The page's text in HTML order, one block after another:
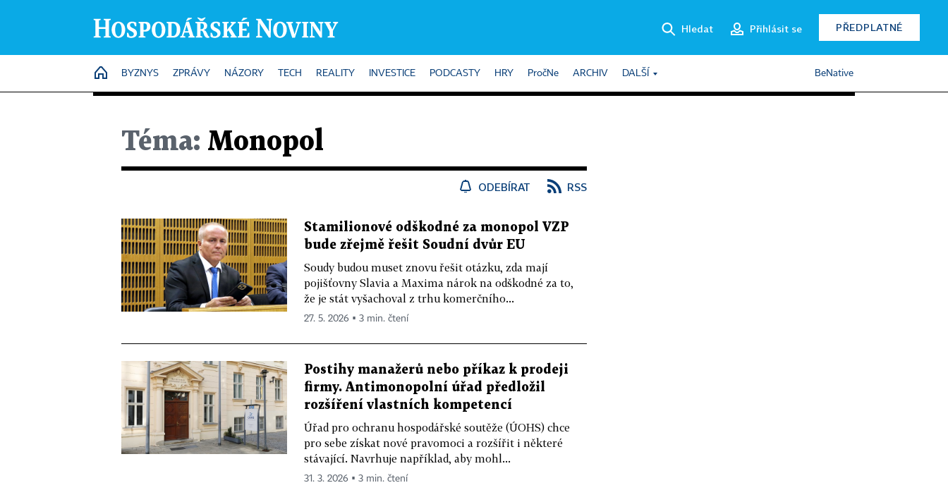
Hledat Přihlásit se PŘEDPLATNÉ
HOME
BYZNYS ZPRÁVY NÁZORY TECH REALITY INVESTICE PODCASTY HRY PročNe ARCHIV DALŠÍ BeNative
Téma: Monopol
ODEBÍRAT RSS
Stamilionové odškodné za monopol VZP
bude zřejmě řešit Soudní dvůr EU
Soudy budou muset znovu řešit otázku, zda mají
pojišťovny Slavia a Maxima nárok na odškodné za to,
že je stát vyšachoval z trhu komerčního...
27. 5. 2026 ▪ 3 min. čtení
Postihy manažerů nebo příkaz k prodeji
firmy. Antimonopolní úřad předložil
rozšíření vlastních kompetencí
Úřad pro ochranu hospodářské soutěže (ÚOHS) chce
pro sebe získat nové pravomoci a rozšířit i některé
stávající. Navrhuje například, aby mohl...
31. 3. 2026 ▪ 3 min. čtení